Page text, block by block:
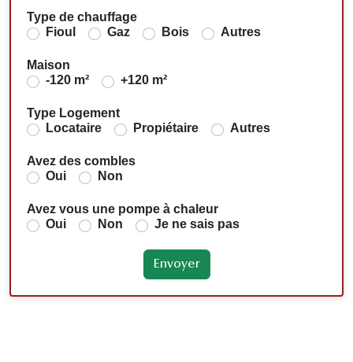
Type de chauffage
Fioul
Gaz Bois Autres
Maison
-120 m²
+120 m²
Type Logement
Locataire
Propiétaire Autres
Avez des combles
Oui
Non
Avez vous une pompe à chaleur
Oui
Non Je ne sais pas